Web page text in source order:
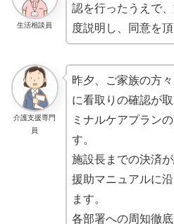
生活相談員
認を行ったうえで
度説明し、同意を頂
介護支援専門
員
昨夕、ご家族の方
に看取りの確認が
ミナルケアプラン
す。
施設長までの決済
援助マニュアルに
ます。
各部署への周知徹底